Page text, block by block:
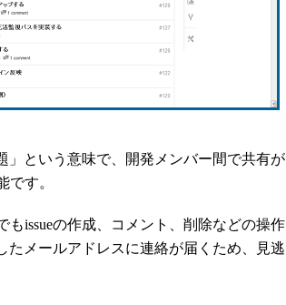
という意味で、開発メンバー間で共有が
です。
issueの作成、コメント、削除などの操作
たメールアドレスに連絡が届くため、見逃